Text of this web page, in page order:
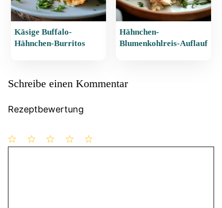
Käsige Buffalo-
Hähnchen-Burritos
Hähnchen-
Blumenkohlreis-Auflauf
Schreibe einen Kommentar
Rezeptbewertung